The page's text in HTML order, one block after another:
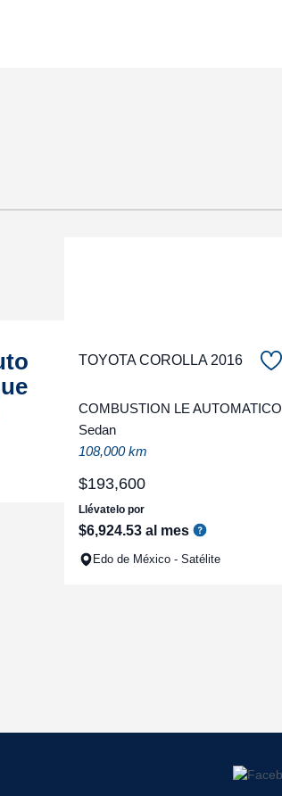
TOYOTA COROLLA 2016
COMBUSTION LE AUTOMATICO
Sedan
108,000 km
$193,600
Llévatelo por
$6,924.53 al mes
Edo de México - Satélite